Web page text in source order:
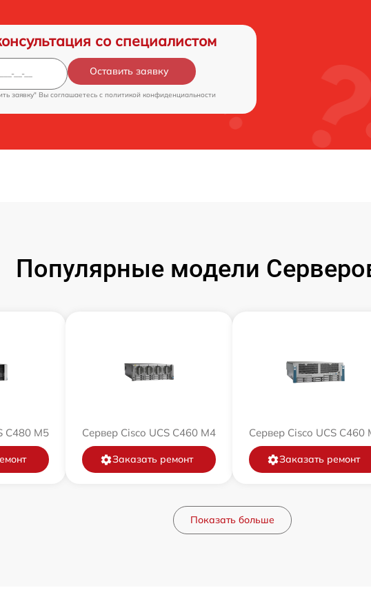
со специалистом
Оставить заявку
заявку" Вы соглашаетесь c политикой конфиденциальности
Популярные модели
C480 M5 Сервер Cisco UCS C460 M4
Заказать ремонт
Сервер Cisco UCS C460
Заказать ремонт
Показать больше